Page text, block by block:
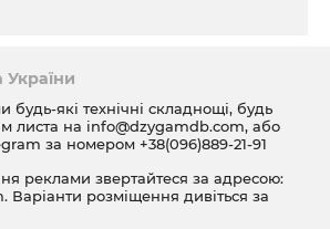
України
які технічні складнощі, будь
листа на info@dzygamdb.com, або
за номером +38(096)889-21-91
реклами звертайтеся за адресою:
. Варіанти розміщення дивіться за